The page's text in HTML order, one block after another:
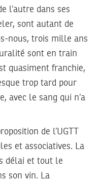
l’autre dans ses
sont autant de
nous, trois mille ans
sont en train
quasiment franchie,
trop tard pour
avec le sang qui n’a
de l’UGTT
et associatives. La
délai et tout le
son vin. La